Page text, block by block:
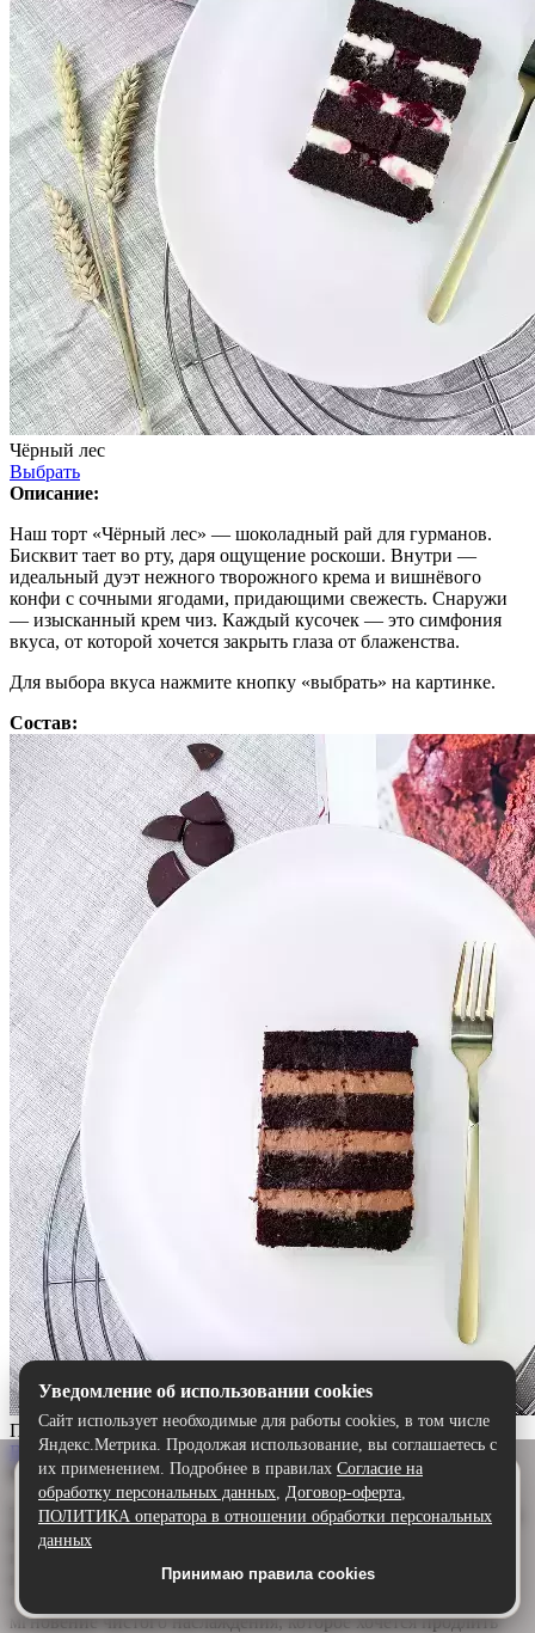
Чёрный лес
Выбрать
Описание:
Наш торт «Чёрный лес» — шоколадный рай для гурманов.
Бисквит тает во рту, даря ощущение роскоши. Внутри —
идеальный дуэт нежного творожного крема и вишнёвого
конфи с сочными ягодами, придающими свежесть. Снаружи
— изысканный крем чиз. Каждый кусочек — это симфония
вкуса, от которой хочется закрыть глаза от блаженства.
Для выбора вкуса нажмите кнопку «выбрать» на картинке.
Состав:
Прага
Выбрать
Описание:
Торт «Прага» — шоколадный шедевр для истинных гурманов.
Воздушный бисквит, щедро пропитанный ароматным
нежный сливочно-шоколадный крем обволакивает язык,
создавая идеальную гармонию. Каждый кусочек — это
мгновение чистого наслаждения, которое хочется продлить
Удобнее в приложении
Скачайте приложение — быстрее и комфортнее,
чем через сайт.
Скачать в Google Play
Уведомление об использовании cookies
Сайт использует необходимые для работы cookies, в том числе
Яндекс.Метрика. Продолжая использование, вы соглашаетесь с
их применением. Подробнее в правилах Согласие на
обработку персональных данных, Договор-оферта,
ПОЛИТИКА оператора в отношении обработки персональных
данных
Принимаю правила cookies